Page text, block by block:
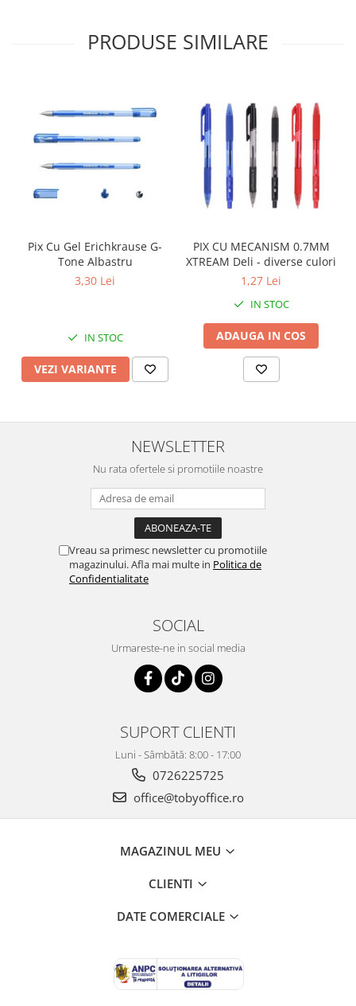
PRODUSE SIMILARE
Pix Cu Gel Erichkrause G-
Tone Albastru
3,30 Lei
IN STOC
VEZI VARIANTE
PIX CU MECANISM 0.7MM
XTREAM Deli - diverse culori
1,27 Lei
IN STOC
ADAUGA IN COS
NEWSLETTER
Nu rata ofertele si promotiile noastre
Vreau sa primesc newsletter cu promotiile
magazinului. Afla mai multe in Politica de
Confidentialitate
SOCIAL
Urmareste-ne in social media
SUPORT CLIENTI
Luni - Sâmbătă: 8:00 - 17:00
0726225725
office@tobyoffice.ro
MAGAZINUL MEU
CLIENTI
DATE COMERCIALE